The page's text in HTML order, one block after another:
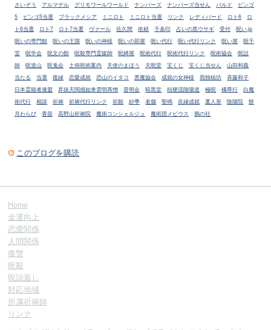
さいぞう
アルマデル グリモワールワールド ナンバーズ ナンバーズ当せん バルド
ビンゴ
5
ビンゴ5当選 ブラックメシア ミニロト ミニロト当選 リンク レディバード ロト6
ロ
ト6当選
ロト7 ロト7当選 ヴァール 佐久間 依頼 千条印 占いの黒ウサギ 受付
呪い.jp
呪いの専門館
呪いの王国 呪いの神様 呪いの部屋 呪い代行 呪い代行リンク 呪い屋
呪千
堂
呪学会 呪文の館 呪殺専門霊媒師 呪縛屋 呪術代行 呪術代行リンク 呪術協会
呪詛
師
呪道山 呪鬼会 土俗呪術案内 天使のまほう 天呪堂 宝くじ 宝くじ当せん
山田和義
当たる
当選 復縁 恋愛成就 恐山のイタコ 悪魔協会 成就の女神様 我独槙坊
斉藤和子
日本霊能者連盟
昇抜天閲感如来雲明再憎 晋明会 暗黒堂 桔梗流陰陽道 極呪 橘尊行
白魔
術代行
相談 祈祷 祈祷代行リンク 祈願 紗季 老舗 聖鳴 良縁成就 藁人形 陰陽院
餅
月わらび
香苗 高野山祈祷院 魔術コンシェルジュ 魔術団メビウス 鴉の社
このブログを購読
Home
金運向上
恋愛関係
人間関係
復讐
呪殺
呪詛返し
対応地域
所属祈祷師
リンク